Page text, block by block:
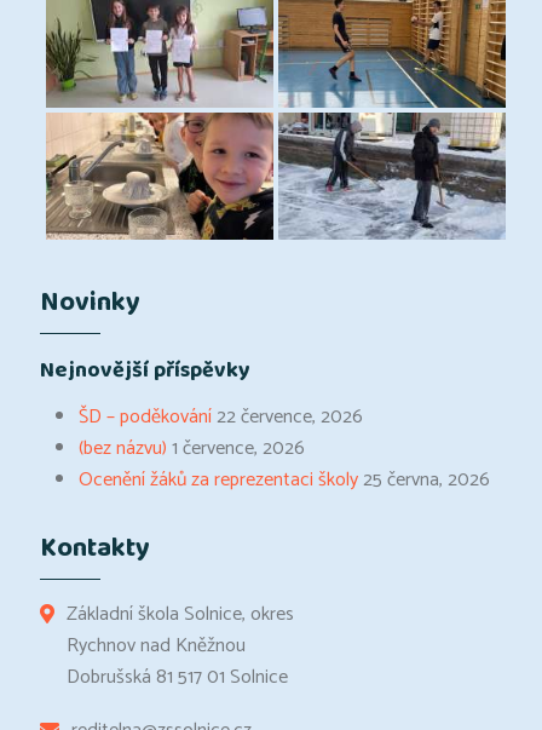
Novinky
Nejnovější příspěvky
ŠD – poděkování22 července, 2026
(bez názvu)1 července, 2026
Ocenění žáků za reprezentaci školy25 června, 2026
Kontakty
Základní škola Solnice, okres
Rychnov nad Kněžnou
Dobrušská 81 517 01 Solnice